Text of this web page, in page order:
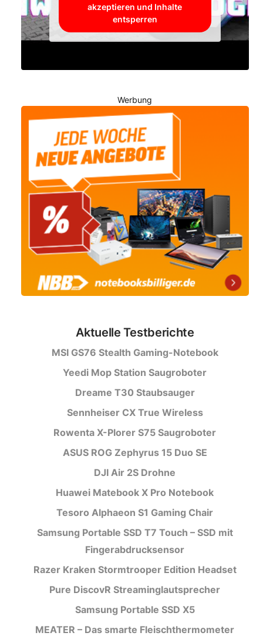
akzeptieren und Inhalte
entsperren
Werbung
Aktuelle Testberichte
MSI GS76 Stealth Gaming-Notebook
Yeedi Mop Station Saugroboter
Dreame T30 Staubsauger
Sennheiser CX True Wireless
Rowenta X-Plorer S75 Saugroboter
ASUS ROG Zephyrus 15 Duo SE
DJI Air 2S Drohne
Huawei Matebook X Pro Notebook
Tesoro Alphaeon S1 Gaming Chair
Samsung Portable SSD T7 Touch – SSD mit
Fingerabdrucksensor
Razer Kraken Stormtrooper Edition Headset
Pure DiscovR Streaminglautsprecher
Samsung Portable SSD X5
MEATER – Das smarte Fleischthermometer